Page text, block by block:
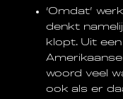
‘Omdat’
denkt
klopt. Uit
woord veel
ook als er